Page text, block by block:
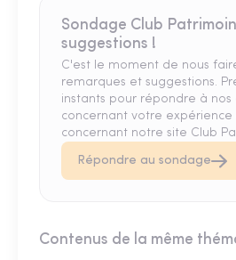
Sondage Club
suggestions !
C'est le moment de nous
remarques et suggestions.
instants pour répondre à nos
concernant votre
concernant notre site Club
Répondre au sondage
Contenus de la même